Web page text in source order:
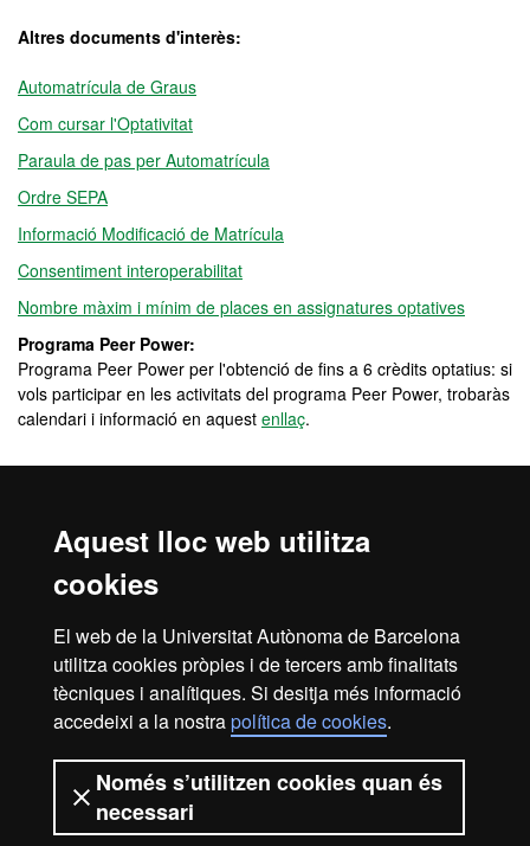
Aquest lloc web utilitza
cookies
El web de la Universitat Autònoma de Barcelona
utilitza cookies pròpies i de tercers amb finalitats
tècniques i analítiques. Si desitja més informació
accedeixi a la nostrapolítica de cookies.
Només s’utilitzen cookies quan és
necessari
Altres documents d'interès:
Automatrícula de Graus
Com cursar l'Optativitat
Paraula de pas per Automatrícula
Ordre SEPA
Informació Modificació de Matrícula
Consentiment interoperabilitat
Nombre màxim i mínim de places en assignatures optatives
Programa Peer Power:
Programa Peer Power per l'obtenció de fins a 6 crèdits optatius: si
vols participar en les activitats del programa Peer Power, trobaràs
calendari i informació en aquest enllaç.
Gestió Acadèmica de Biociències:
Correu electrònic:
Telèfon: 93 581 37 12
Horari d’atenció telefònica durant el període de matrícula:
De dilluns a divendres: de 10 a 13 h
Horari d’atenció presencial durant el període de matrícula,
mitjançantcita prèvia:
Pàgina Web de la Gestió Acadèmica